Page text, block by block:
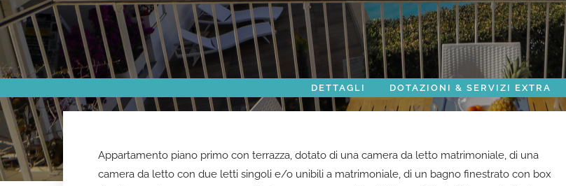
DETTAGLI DOTAZIONI & SERVIZI EXTRA
Appartamento piano primo con terrazza, dotato di una camera da letto matrimoniale, di una
camera da letto con due letti singoli e/o unibili a matrimoniale, di un bagno finestrato con box